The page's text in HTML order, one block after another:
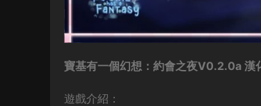
寶基有一個幻想 ：約會之夜V0.2.0a 漢
遊戲介紹：